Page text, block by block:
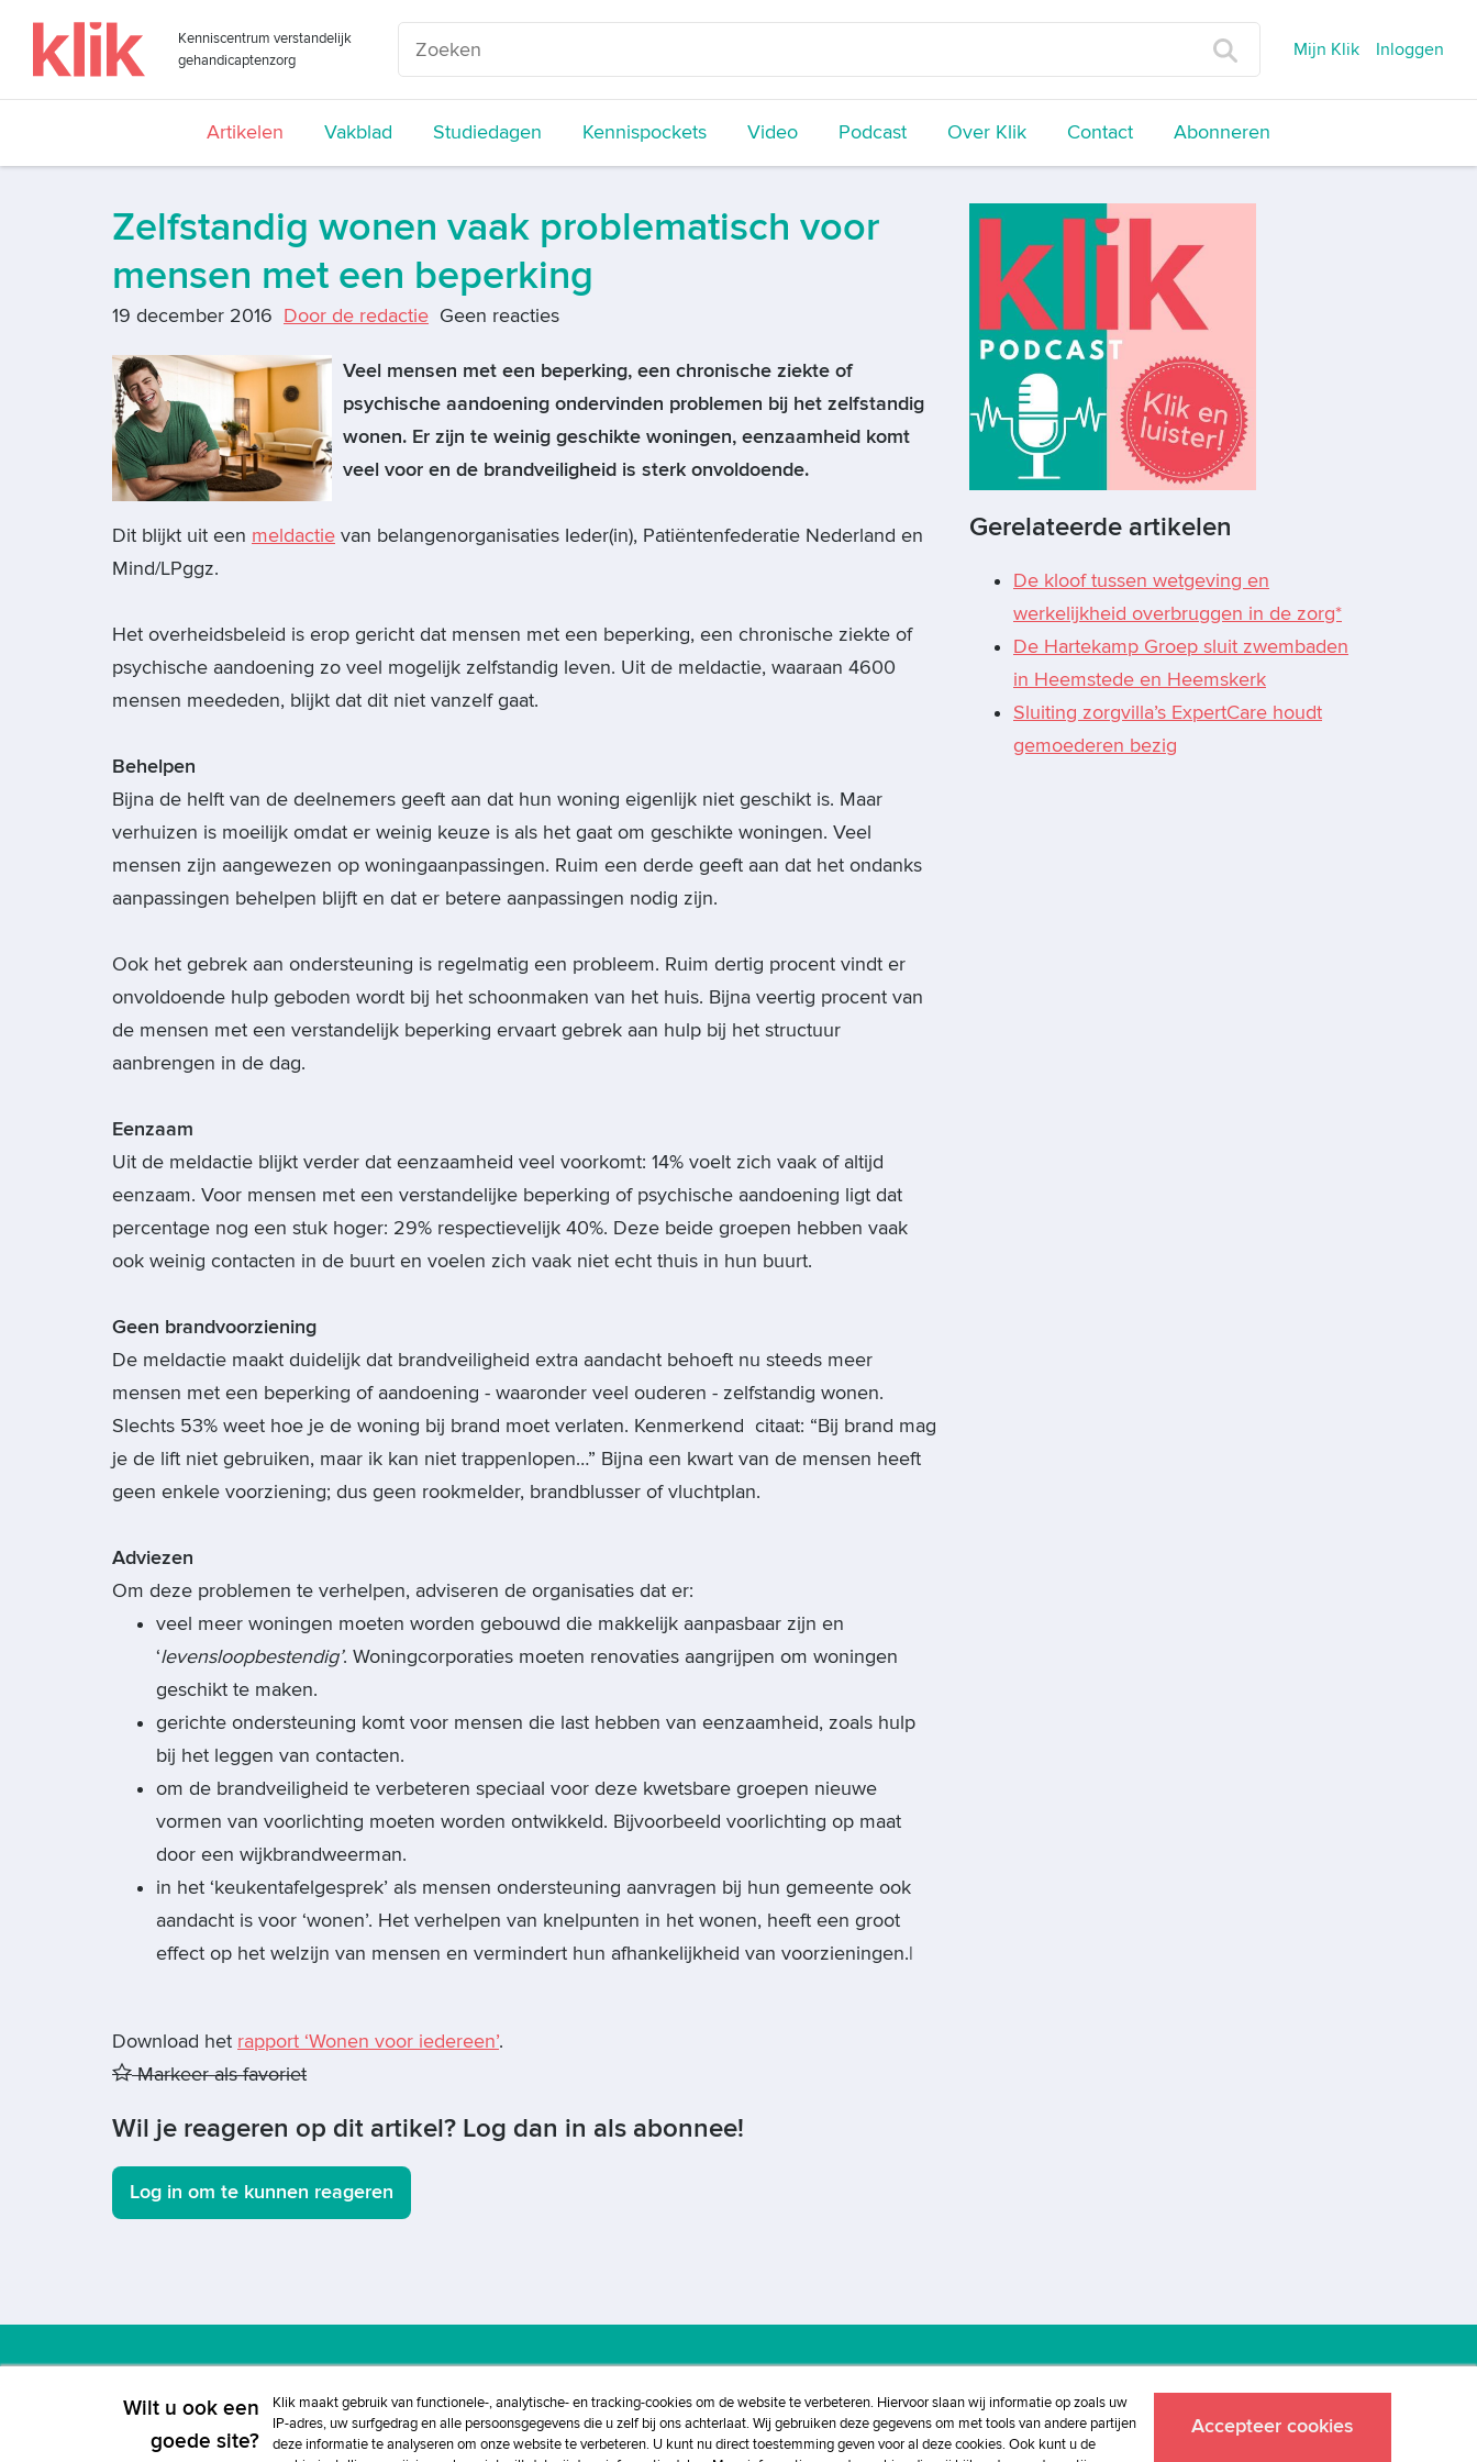
Kenniscentrum verstandelijk
gehandicaptenzorg
Mijn Klik Inloggen
Artikelen Vakblad Studiedagen Kennispockets Video Podcast Over Klik Contact Abonneren
Zelfstandig wonen vaak problematisch voor
mensen met een beperking
19 december 2016 Door de redactie Geen reacties
Veel mensen met een beperking, een chronische ziekte of
psychische aandoening ondervinden problemen bij het zelfstandig
wonen. Er zijn te weinig geschikte woningen, eenzaamheid komt
veel voor en de brandveiligheid is sterk onvoldoende.
Dit blijkt uit een meldactie van belangenorganisaties Ieder(in), Patiëntenfederatie Nederland en
Mind/LPggz.
Het overheidsbeleid is erop gericht dat mensen met een beperking, een chronische ziekte of
psychische aandoening zo veel mogelijk zelfstandig leven. Uit de meldactie, waaraan 4600
mensen meededen, blijkt dat dit niet vanzelf gaat.
Behelpen
Bijna de helft van de deelnemers geeft aan dat hun woning eigenlijk niet geschikt is. Maar
verhuizen is moeilijk omdat er weinig keuze is als het gaat om geschikte woningen. Veel
mensen zijn aangewezen op woningaanpassingen. Ruim een derde geeft aan dat het ondanks
aanpassingen behelpen blijft en dat er betere aanpassingen nodig zijn.
Ook het gebrek aan ondersteuning is regelmatig een probleem. Ruim dertig procent vindt er
onvoldoende hulp geboden wordt bij het schoonmaken van het huis. Bijna veertig procent van
de mensen met een verstandelijk beperking ervaart gebrek aan hulp bij het structuur
aanbrengen in de dag.
Eenzaam
Uit de meldactie blijkt verder dat eenzaamheid veel voorkomt: 14% voelt zich vaak of altijd
eenzaam. Voor mensen met een verstandelijke beperking of psychische aandoening ligt dat
percentage nog een stuk hoger: 29% respectievelijk 40%. Deze beide groepen hebben vaak
ook weinig contacten in de buurt en voelen zich vaak niet echt thuis in hun buurt.
Geen brandvoorziening
De meldactie maakt duidelijk dat brandveiligheid extra aandacht behoeft nu steeds meer
mensen met een beperking of aandoening - waaronder veel ouderen - zelfstandig wonen.
Slechts 53% weet hoe je de woning bij brand moet verlaten. Kenmerkend citaat: “Bij brand mag
je de lift niet gebruiken, maar ik kan niet trappenlopen…” Bijna een kwart van de mensen heeft
geen enkele voorziening; dus geen rookmelder, brandblusser of vluchtplan.
Adviezen
Om deze problemen te verhelpen, adviseren de organisaties dat er:
veel meer woningen moeten worden gebouwd die makkelijk aanpasbaar zijn en
‘levensloopbestendig’. Woningcorporaties moeten renovaties aangrijpen om woningen
geschikt te maken.
gerichte ondersteuning komt voor mensen die last hebben van eenzaamheid, zoals hulp
bij het leggen van contacten.
om de brandveiligheid te verbeteren speciaal voor deze kwetsbare groepen nieuwe
vormen van voorlichting moeten worden ontwikkeld. Bijvoorbeeld voorlichting op maat
door een wijkbrandweerman.
in het ‘keukentafelgesprek’ als mensen ondersteuning aanvragen bij hun gemeente ook
aandacht is voor ‘wonen’. Het verhelpen van knelpunten in het wonen, heeft een groot
effect op het welzijn van mensen en vermindert hun afhankelijkheid van voorzieningen.|
Download het rapport ‘Wonen voor iedereen’.
Markeer als favoriet
Wil je reageren op dit artikel? Log dan in als abonnee!
Log in om te kunnen reageren
Gerelateerde artikelen
De kloof tussen wetgeving en
werkelijkheid overbruggen in de zorg*
De Hartekamp Groep sluit zwembaden
in Heemstede en Heemskerk
Sluiting zorgvilla’s ExpertCare houdt
gemoederen bezig
Adverteren Copyright Voorwaarden Cookiebeleid Privacybeleid Disclaimer
Wilt u ook een
goede site?
Klik maakt gebruik van functionele-, analytische- en tracking-cookies om de website te verbeteren. Hiervoor slaan wij informatie op zoals uw
IP-adres, uw surfgedrag en alle persoonsgegevens die u zelf bij ons achterlaat. Wij gebruiken deze gegevens om met tools van andere partijen
deze informatie te analyseren om onze website te verbeteren. U kunt nu direct toestemming geven voor al deze cookies. Ook kunt u de
Accepteer cookies